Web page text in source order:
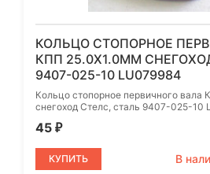
КОЛЬЦО СТОПОРНОЕ
КПП 25.0X1.0ММ
9407-025-10 LU079984
Кольцо стопорное первичного вала
cнегоход Стелс, сталь 9407-025-10
45 ₽
КУПИТЬ В